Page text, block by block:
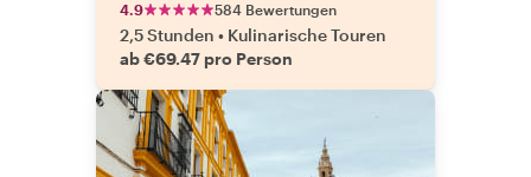
4.9 584 Bewertungen
2,5 Stunden • Kulinarische Touren
ab €69.47 pro Person